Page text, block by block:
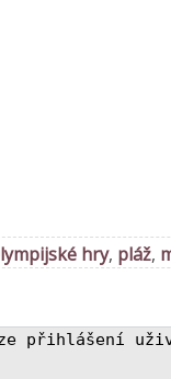
hry, pláž,